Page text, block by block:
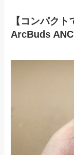
【コンパク
ArcBuds